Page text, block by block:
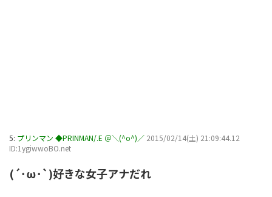
5: プリンマン ◆PRINMAN/.E ＠＼(^o^)／ 2015/02/14(土) 21:09:44.12
ID:1ygiwwoBO.net
(´･ω･`)好きな女子アナだれ